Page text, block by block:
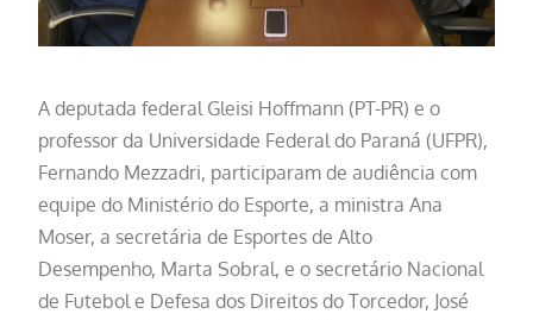
A deputada federal Gleisi Hoffmann (PT-PR) e o
professor da Universidade Federal do Paraná (UFPR),
Fernando Mezzadri, participaram de audiência com
equipe do Ministério do Esporte, a ministra Ana
Moser, a secretária de Esportes de Alto
Desempenho, Marta Sobral, e o secretário Nacional
de Futebol e Defesa dos Direitos do Torcedor, José